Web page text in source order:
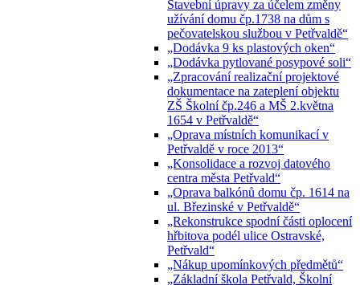
Stavební úpravy za účelem změny
užívání domu čp.1738 na dům s
pečovatelskou službou v Petřvaldě“
„Dodávka 9 ks plastových oken“
„Dodávka pytlované posypové soli“
„Zpracování realizační projektové
dokumentace na zateplení objektu
ZŠ Školní čp.246 a MŠ 2.května
1654 v Petřvaldě“
„Oprava místních komunikací v
Petřvaldě v roce 2013“
„Konsolidace a rozvoj datového
centra města Petřvald“
„Oprava balkónů domu čp. 1614 na
ul. Březinské v Petřvaldě“
„Rekonstrukce spodní části oplocení
hřbitova podél ulice Ostravské,
Petřvald“
„Nákup upomínkových předmětů“
„Základní škola Petřvald, Školní